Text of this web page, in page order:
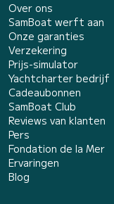
Over ons
SamBoat werft aan
Onze garanties
Verzekering
Prijs-simulator
Yachtcharter bedrijf
Cadeaubonnen
SamBoat Club
Reviews van klanten
Pers
Fondation de la Mer
Ervaringen
Blog